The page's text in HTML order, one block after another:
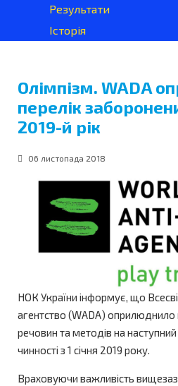
Результати
Історія
Олімпізм. WADA
перелік
2019-й рік
06 листопада 2018
НОК України інформує, що
агентство (WADA) оприлюднило
речовин та методів на наступний
чинності з 1 січня 2019 року.
Враховуючи важливість